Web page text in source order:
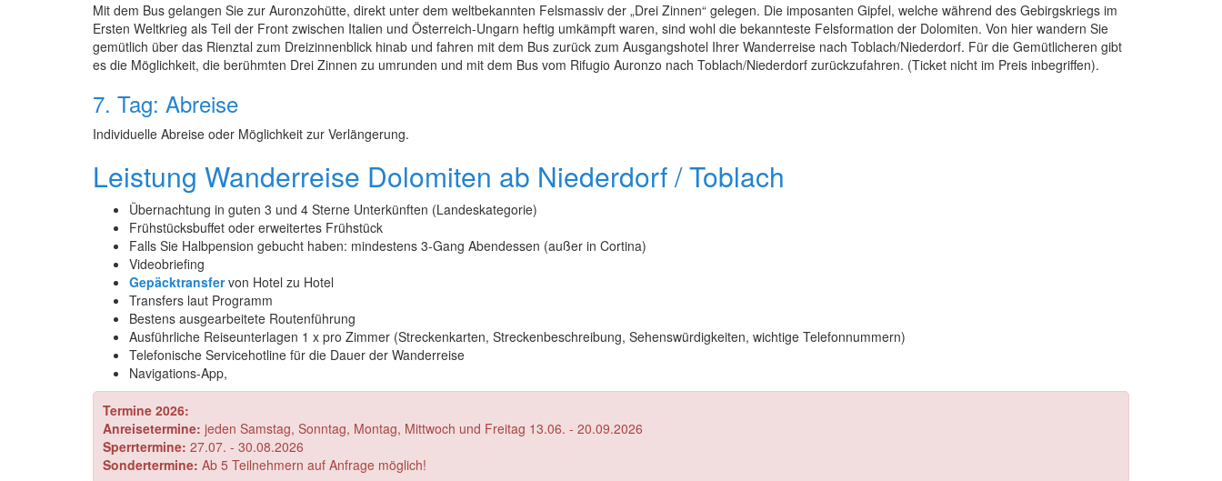
Mit dem Bus gelangen Sie zur Auronzohütte, direkt unter dem weltbekannten Felsmassiv der „Drei Zinnen“ gelegen. Die imposanten Gipfel, welche während des Gebirgskriegs im
Ersten Weltkrieg als Teil der Front zwischen Italien und Österreich-Ungarn heftig umkämpft waren, sind wohl die bekannteste Felsformation der Dolomiten. Von hier wandern Sie
gemütlich über das Rienztal zum Dreizinnenblick hinab und fahren mit dem Bus zurück zum Ausgangshotel Ihrer Wanderreise nach Toblach/Niederdorf. Für die Gemütlicheren gibt
es die Möglichkeit, die berühmten Drei Zinnen zu umrunden und mit dem Bus vom Rifugio Auronzo nach Toblach/Niederdorf zurückzufahren. (Ticket nicht im Preis inbegriffen).
7. Tag: Abreise
Individuelle Abreise oder Möglichkeit zur Verlängerung.
Leistung Wanderreise Dolomiten ab Niederdorf / Toblach
Übernachtung in guten 3 und 4 Sterne Unterkünften (Landeskategorie)
Frühstücksbuffet oder erweitertes Frühstück
Falls Sie Halbpension gebucht haben: mindestens 3-Gang Abendessen (außer in Cortina)
Videobriefing
Gepäcktransfervon Hotel zu Hotel
Transfers laut Programm
Bestens ausgearbeitete Routenführung
Ausführliche Reiseunterlagen 1 x pro Zimmer (Streckenkarten, Streckenbeschreibung, Sehenswürdigkeiten, wichtige Telefonnummern)
Telefonische Servicehotline für die Dauer der Wanderreise
Navigations-App,
Termine 2026:
Anreisetermine: jeden Samstag, Sonntag, Montag, Mittwoch und Freitag 13.06. - 20.09.2026
Sperrtermine: 27.07. - 30.08.2026
Sondertermine: Ab 5 Teilnehmern auf Anfrage möglich!